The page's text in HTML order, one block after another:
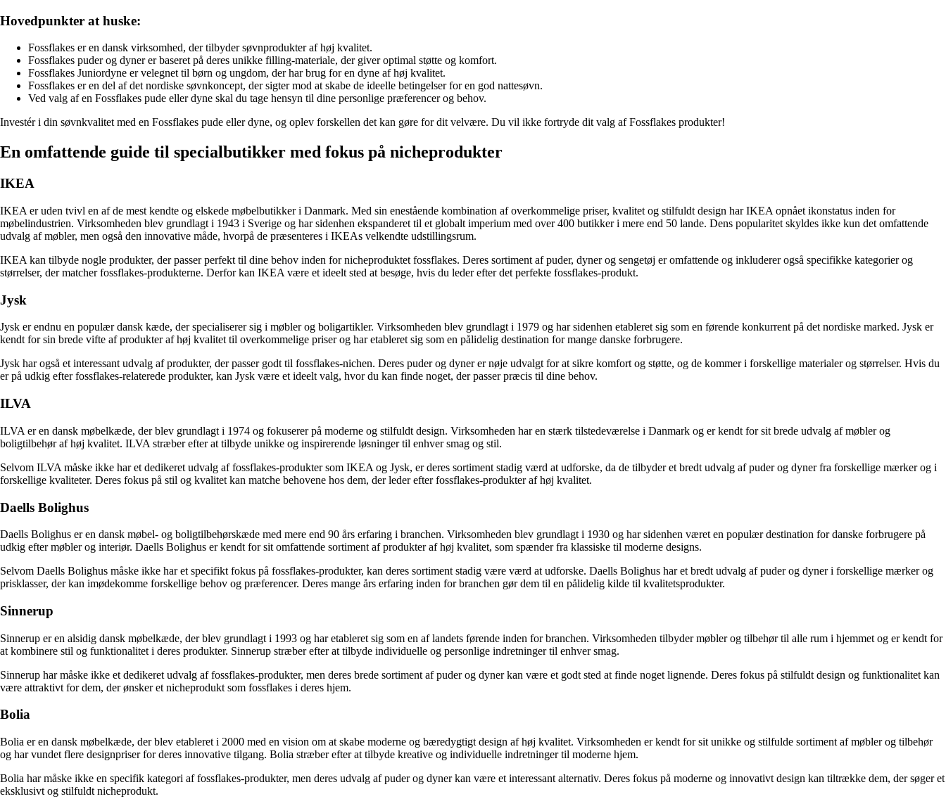
Hovedpunkter at huske:
Fossflakes er en dansk virksomhed, der tilbyder søvnprodukter af høj kvalitet.
Fossflakes puder og dyner er baseret på deres unikke filling-materiale, der giver optimal støtte og komfort.
Fossflakes Juniordyne er velegnet til børn og ungdom, der har brug for en dyne af høj kvalitet.
Fossflakes er en del af det nordiske søvnkoncept, der sigter mod at skabe de ideelle betingelser for en god nattesøvn.
Ved valg af en Fossflakes pude eller dyne skal du tage hensyn til dine personlige præferencer og behov.
Investér i din søvnkvalitet med en Fossflakes pude eller dyne, og oplev forskellen det kan gøre for dit velvære. Du vil ikke fortryde dit valg af Fossflakes produkter!
En omfattende guide til specialbutikker med fokus på nicheprodukter
IKEA
IKEA er uden tvivl en af de mest kendte og elskede møbelbutikker i Danmark. Med sin enestående kombination af overkommelige priser, kvalitet og stilfuldt design har IKEA opnået ikonstatus inden for
møbelindustrien. Virksomheden blev grundlagt i 1943 i Sverige og har sidenhen ekspanderet til et globalt imperium med over 400 butikker i mere end 50 lande. Dens popularitet skyldes ikke kun det omfattende
udvalg af møbler, men også den innovative måde, hvorpå de præsenteres i IKEAs velkendte udstillingsrum.
IKEA kan tilbyde nogle produkter, der passer perfekt til dine behov inden for nicheproduktet fossflakes. Deres sortiment af puder, dyner og sengetøj er omfattende og inkluderer også specifikke kategorier og
størrelser, der matcher fossflakes-produkterne. Derfor kan IKEA være et ideelt sted at besøge, hvis du leder efter det perfekte fossflakes-produkt.
Jysk
Jysk er endnu en populær dansk kæde, der specialiserer sig i møbler og boligartikler. Virksomheden blev grundlagt i 1979 og har sidenhen etableret sig som en førende konkurrent på det nordiske marked. Jysk er
kendt for sin brede vifte af produkter af høj kvalitet til overkommelige priser og har etableret sig som en pålidelig destination for mange danske forbrugere.
Jysk har også et interessant udvalg af produkter, der passer godt til fossflakes-nichen. Deres puder og dyner er nøje udvalgt for at sikre komfort og støtte, og de kommer i forskellige materialer og størrelser. Hvis du
er på udkig efter fossflakes-relaterede produkter, kan Jysk være et ideelt valg, hvor du kan finde noget, der passer præcis til dine behov.
ILVA
ILVA er en dansk møbelkæde, der blev grundlagt i 1974 og fokuserer på moderne og stilfuldt design. Virksomheden har en stærk tilstedeværelse i Danmark og er kendt for sit brede udvalg af møbler og
boligtilbehør af høj kvalitet. ILVA stræber efter at tilbyde unikke og inspirerende løsninger til enhver smag og stil.
Selvom ILVA måske ikke har et dedikeret udvalg af fossflakes-produkter som IKEA og Jysk, er deres sortiment stadig værd at udforske, da de tilbyder et bredt udvalg af puder og dyner fra forskellige mærker og i
forskellige kvaliteter. Deres fokus på stil og kvalitet kan matche behovene hos dem, der leder efter fossflakes-produkter af høj kvalitet.
Daells Bolighus
Daells Bolighus er en dansk møbel- og boligtilbehørskæde med mere end 90 års erfaring i branchen. Virksomheden blev grundlagt i 1930 og har sidenhen været en populær destination for danske forbrugere på
udkig efter møbler og interiør. Daells Bolighus er kendt for sit omfattende sortiment af produkter af høj kvalitet, som spænder fra klassiske til moderne designs.
Selvom Daells Bolighus måske ikke har et specifikt fokus på fossflakes-produkter, kan deres sortiment stadig være værd at udforske. Daells Bolighus har et bredt udvalg af puder og dyner i forskellige mærker og
prisklasser, der kan imødekomme forskellige behov og præferencer. Deres mange års erfaring inden for branchen gør dem til en pålidelig kilde til kvalitetsprodukter.
Sinnerup
Sinnerup er en alsidig dansk møbelkæde, der blev grundlagt i 1993 og har etableret sig som en af landets førende inden for branchen. Virksomheden tilbyder møbler og tilbehør til alle rum i hjemmet og er kendt for
at kombinere stil og funktionalitet i deres produkter. Sinnerup stræber efter at tilbyde individuelle og personlige indretninger til enhver smag.
Sinnerup har måske ikke et dedikeret udvalg af fossflakes-produkter, men deres brede sortiment af puder og dyner kan være et godt sted at finde noget lignende. Deres fokus på stilfuldt design og funktionalitet kan
være attraktivt for dem, der ønsker et nicheprodukt som fossflakes i deres hjem.
Bolia
Bolia er en dansk møbelkæde, der blev etableret i 2000 med en vision om at skabe moderne og bæredygtigt design af høj kvalitet. Virksomheden er kendt for sit unikke og stilfulde sortiment af møbler og tilbehør
og har vundet flere designpriser for deres innovative tilgang. Bolia stræber efter at tilbyde kreative og individuelle indretninger til moderne hjem.
Bolia har måske ikke en specifik kategori af fossflakes-produkter, men deres udvalg af puder og dyner kan være et interessant alternativ. Deres fokus på moderne og innovativt design kan tiltrække dem, der søger et
eksklusivt og stilfuldt nicheprodukt.